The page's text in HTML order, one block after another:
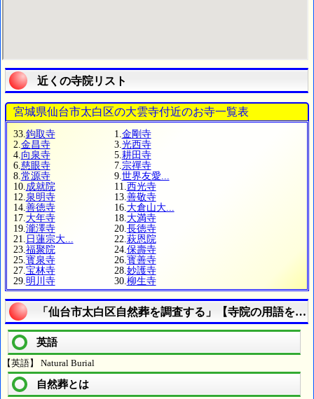
近くの寺院リスト
宮城県仙台市太白区の大雲寺付近のお寺一覧表
33. 鉤取寺 1. 金剛寺
2. 金昌寺 3. 光西寺
4. 向泉寺 5. 耕田寺
6. 慈眼寺 7. 宗禪寺
8. 常源寺 9. 世界友愛...
10. 成就院 11. 西光寺
12. 泉明寺 13. 善敬寺
14. 善徳寺 16. 大倉山大...
17. 大年寺 18. 大満寺
19. 瀧澤寺 20. 長徳寺
21.
日蓮宗大... 22. 萩恩院
23. 福聚院 24. 保壽寺
25. 寳泉寺 26. 寳善寺
27. 宝林寺 28. 妙護寺
29. 明川寺 30. 柳生寺
「仙台市太白区自然葬を調査する」【寺院の用語を理
英語
【英語】 Natural Burial
自然葬とは